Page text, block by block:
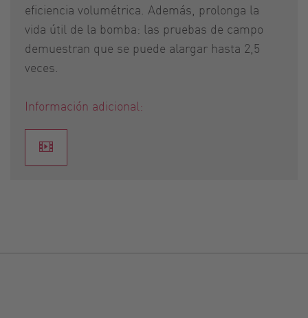
eficiencia volumétrica. Además, prolonga la
vida útil de la bomba: las pruebas de campo
demuestran que se puede alargar hasta 2,5
veces.
Información adicional: